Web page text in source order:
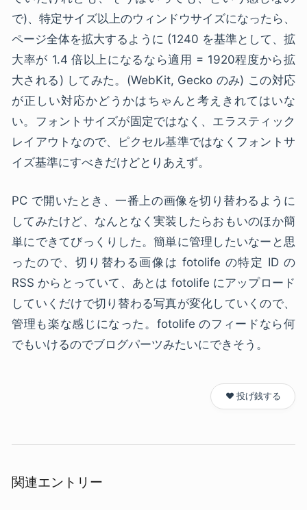
で)、特定サイズ以上のウィンドウサイズになったら、
ページ全体を拡大するように (1240 を基準として、拡
大率が 1.4 倍以上になるなら適用 = 1920程度から拡
大される) してみた。(WebKit, Gecko のみ) この対応
が正しい対応かどうかはちゃんと考えきれてはいな
い。フォントサイズが固定ではなく、エラスティック
レイアウトなので、ピクセル基準ではなくフォントサ
イズ基準にすべきだけどとりあえず。
PC で開いたとき、一番上の画像を切り替わるように
してみたけど、なんとなく実装したらおもいのほか簡
単にできてびっくりした。簡単に管理したいなーと思
ったので、切り替わる画像は fotolife の特定 ID の
RSS からとっていて、あとは fotolife にアップロード
していくだけで切り替わる写真が変化していくので、
管理も楽な感じになった。fotolife のフィードなら何
でもいけるのでブログパーツみたいにできそう。
❤️ 投げ銭する
関連エントリー